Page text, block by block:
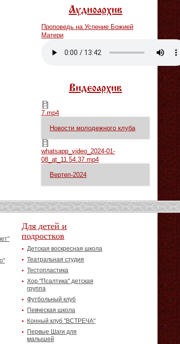
Аудиоархив
Проповедь на Успение Божией
Матери
Видеоархив
7.mp4
7.mp4
Новости молодежного клуба
whatsapp_video_2024-01-08_at_11.54.37.mp4
whatsapp_video_2024-01-
08_at_11.54.37.mp4
Вертеп-2024
Для детей и
подростков
Детская воскресная школа
Театральная студия
Тестопластика
Хор "Псалтика" детская
группа
Футбольный клуб
Певческая школа
Конный клуб "ВСТРЕЧА"
Первые Шаги для
малышей